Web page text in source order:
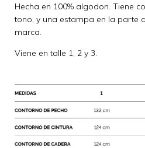
Hecha en 100% algodon. Tiene
tono, y una estampa en la parte
marca.
Viene en talle 1, 2 y 3.